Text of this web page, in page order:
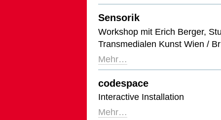
Sensorik
Workshop mit Erich Berger,
Transmedialen Kunst Wien /
Mehr…
codespace
Interactive Installation
Mehr…